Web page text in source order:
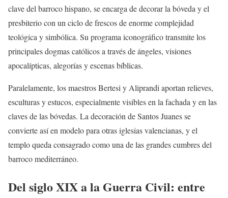
clave del barroco hispano, se encarga de decorar la bóveda y el
presbiterio con un ciclo de frescos de enorme complejidad
teológica y simbólica. Su programa iconográfico transmite los
principales dogmas católicos a través de ángeles, visiones
apocalípticas, alegorías y escenas bíblicas.
Paralelamente, los maestros Bertesi y Aliprandi aportan relieves,
esculturas y estucos, especialmente visibles en la fachada y en las
claves de las bóvedas. La decoración de Santos Juanes se
convierte así en modelo para otras iglesias valencianas, y el
templo queda consagrado como una de las grandes cumbres del
barroco mediterráneo.
Del siglo XIX a la Guerra Civil: entre